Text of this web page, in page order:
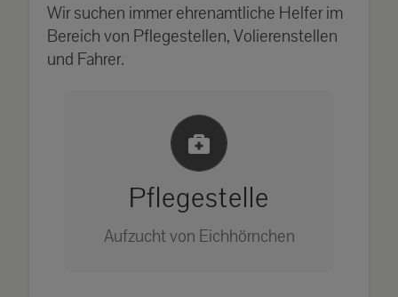
Wir suchen immer ehrenamtliche Helfer im
Bereich von Pflegestellen, Volierenstellen
und Fahrer.
Pflegestelle
Aufzucht von Eichhörnchen
Einlernung und Infos